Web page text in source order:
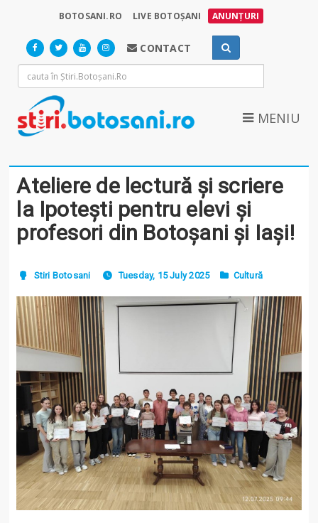
BOTOSANI.RO LIVE BOTOȘANI ANUNȚURI
CONTACT
MENIU
Ateliere de lectură și scriere
la Ipotești pentru elevi și
profesori din Botoșani și Iași!
Stiri Botosani Tuesday, 15 July 2025 Cultură